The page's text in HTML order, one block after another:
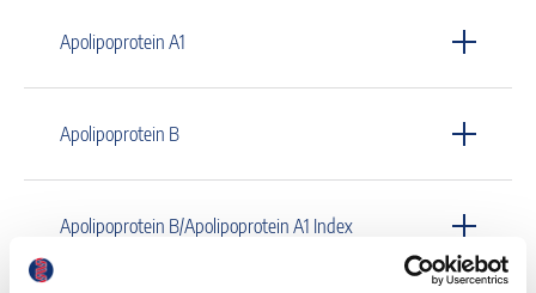
Apolipoprotein A1
Apolipoprotein B
Apolipoprotein B/Apolipoprotein A1 Index